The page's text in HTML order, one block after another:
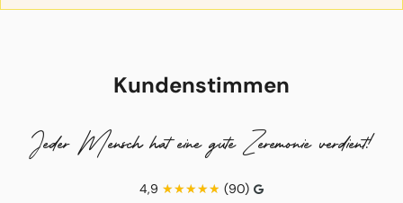
Kundenstimmen
Jeder Mensch hat eine gute Zeremonie verdient!
4,9 (90)